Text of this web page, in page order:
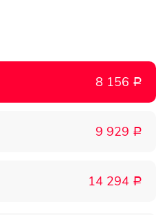
8 156 Р
9 929 Р
14 294 Р